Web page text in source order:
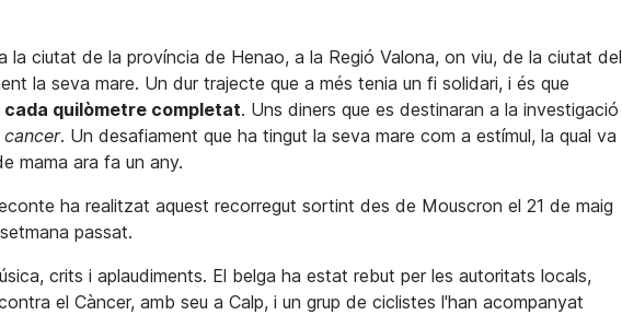
la ciutat de la província de Henao, a la Regió Valona, on viu, de la ciutat del
la seva mare. Un dur trajecte que a més tenia un fi solidari, i és que
cada quilòmetre completat. Uns diners que es destinaran a la investigació
. Un desafiament que ha tingut la seva mare com a estímul, la qual va
mama ara fa un any.
ha realitzat aquest recorregut sortint des de Mouscron el 21 de maig
passat.
crits i aplaudiments. El belga ha estat rebut per les autoritats locals,
el Càncer, amb seu a Calp, i un grup de ciclistes l'han acompanyat